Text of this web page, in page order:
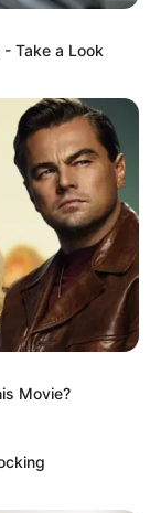
Take a Look
Movie?